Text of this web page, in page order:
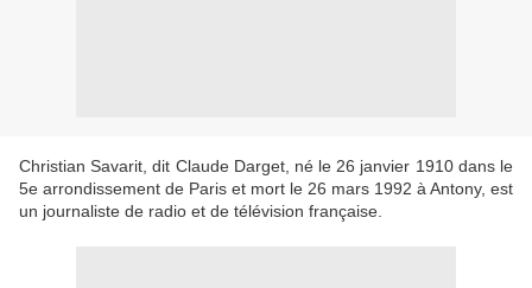
Christian Savarit, dit Claude Darget, né le 26 janvier 1910 dans le
5e arrondissement de Paris et mort le 26 mars 1992 à Antony, est
un journaliste de radio et de télévision française.